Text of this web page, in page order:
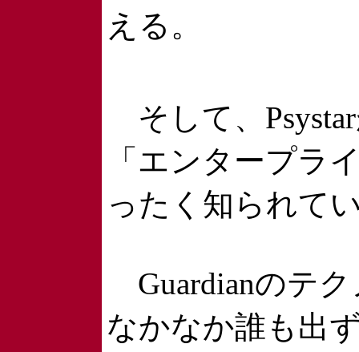
える。
そして、
「エンタープラ
ったく知られて
Guardianのテク
なかなか誰も出